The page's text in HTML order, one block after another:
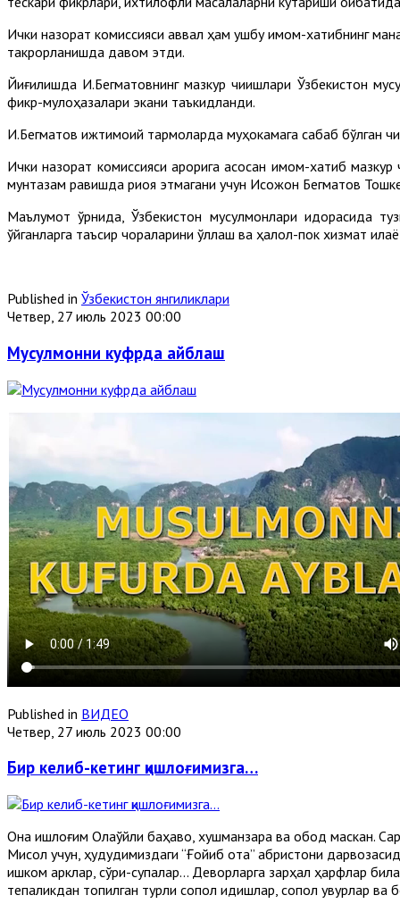
Ички назорат комиссияси аввал ҳам ушбу имом-хатибнинг
такрорланишда давом этди.
Йиғилишда И.Бегматовнинг мазкур чиқишлари Ўзбекистон
фикр-мулоҳазалари экани таъкидланди.
И.Бегматов ижтимоий тармоқларда муҳокамага сабаб бўлган
Ички назорат комиссияси қарорига асосан имом-хатиб
мунтазам равишда риоя этмагани учун Исоқжон Бегматов
Маълумот ўрнида, Ўзбекистон мусулмонлари идорасида
қўйганларга таъсир чораларини қўллаш ва ҳалол-пок хизмат
Published in Ўзбекистон янгиликлари
Четвер, 27 июль 2023 00:00
Мусулмонни куфрда айблаш
Published in ВИДЕО
Четвер, 27 июль 2023 00:00
Бир келиб-кетинг қишлоғимизга…
Она қишлоғим Олақўйлиқ баҳаво, хушманзара ва обод маскан.
Мисол учун, ҳудудимиздаги “Ғойиб ота” қабристони
ишком арклар, сўри-супалар... Деворларга зарҳал ҳарфлар
тепаликдан топилган турли сопол идишлар, сопол қувурлар ва